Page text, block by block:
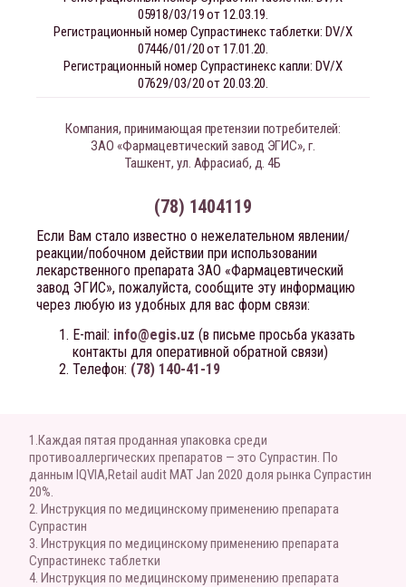
05918/03/19 от 12.03.19.
Регистрационный номер Супрастинекс таблетки: DV/X
07446/01/20 от 17.01.20.
Регистрационный номер Супрастинекс капли: DV/X
07629/03/20 от 20.03.20.
Компания, принимающая претензии потребителей:
ЗАО «Фармацевтический завод ЭГИС», г.
Ташкент, ул. Афрасиаб, д. 4Б
(78) 1404119
Если Вам стало известно о нежелательном явлении/
реакции/побочном действии при использовании
лекарственного препарата ЗАО «Фармацевтический
завод ЭГИС», пожалуйста, сообщите эту информацию
через любую из удобных для вас форм связи:
E-mail: info@egis.uz (в письме просьба указать
контакты для оперативной обратной связи)
Телефон: (78) 140-41-19
1.Каждая пятая проданная упаковка среди
противоаллергических препаратов — это Супрастин. По
данным IQVIA,Retail audit MAT Jan 2020 доля рынка Супрастин
20%.
2. Инструкция по медицинскому применению препарата
Супрастин
3. Инструкция по медицинскому применению препарата
Супрастинекс таблетки
4. Инструкция по медицинскому применению препарата